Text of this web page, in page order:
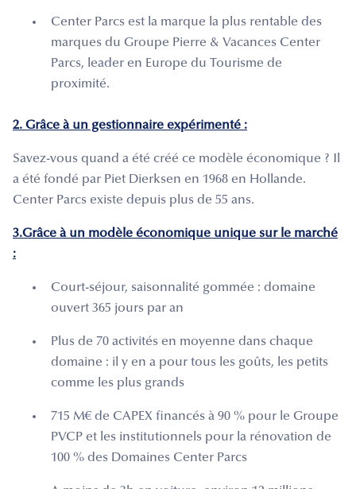
Center Parcs est la marque la plus rentable des
marques du Groupe Pierre & Vacances Center
Parcs, leader en Europe du Tourisme de
proximité.
2. Grâce à un gestionnaire expérimenté :
Savez-vous quand a été créé ce modèle économique ? Il
a été fondé par Piet Dierksen en 1968 en Hollande.
Center Parcs existe depuis plus de 55 ans.
3.Grâce à un modèle économique unique sur le marché
:
Court-séjour, saisonnalité gommée : domaine
ouvert 365 jours par an
Plus de 70 activités en moyenne dans chaque
domaine : il y en a pour tous les goûts, les petits
comme les plus grands
715 M€ de CAPEX financés à 90 % pour le Groupe
PVCP et les institutionnels pour la rénovation de
100 % des Domaines Center Parcs